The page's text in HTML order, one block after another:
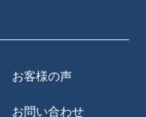
お客様の声
お問い合わせ